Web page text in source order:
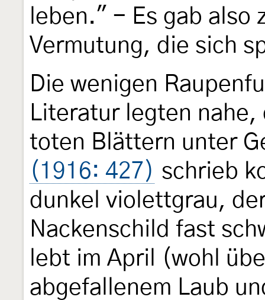
leben." - Es gab also
Vermutung, die sich
Die wenigen
Literatur legten nahe,
toten Blättern unter
(1916: 427) schrieb
dunkel violettgrau,
Nackenschild fast
lebt im April (wohl
abgefallenem Laub